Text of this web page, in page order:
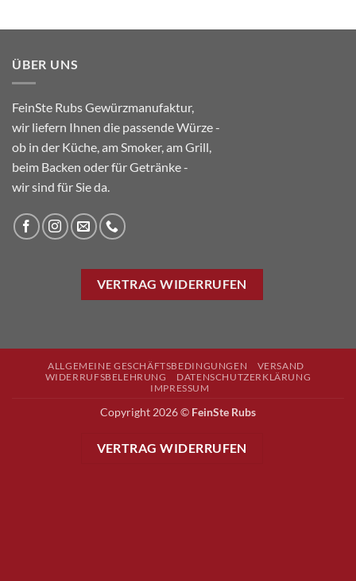
mehrere
können
auf
der
Produktseite
gewählt
ÜBER UNS
FeinSte Rubs Gewürzmanufaktur,
wir liefern Ihnen die passende Würze -
ob in der Küche, am Smoker, am Grill,
beim Backen oder für Getränke -
wir sind für Sie da.
VERTRAG WIDERRUFEN
ALLGEMEINE GESCHÄFTSBEDINGUNGEN
VERSAND
WIDERRUFSBELEHRUNG
DATENSCHUTZERKLÄRUNG
IMPRESSUM
Copyright 2026 © FeinSte Rubs
VERTRAG WIDERRUFEN